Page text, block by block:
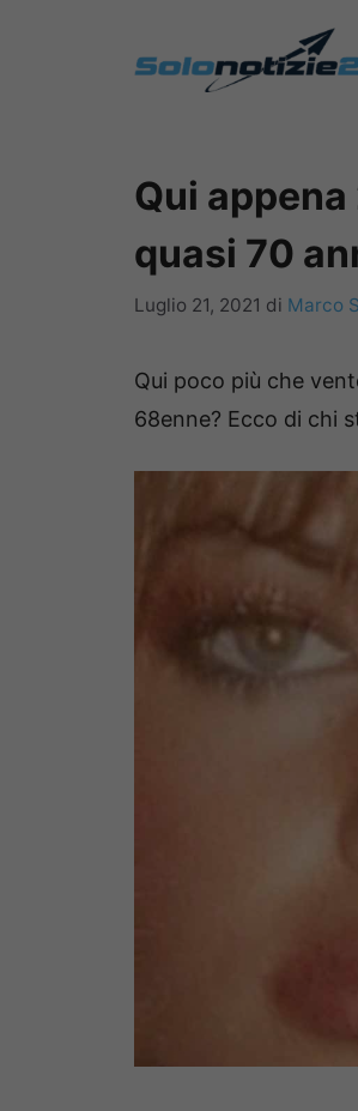
Qui
quasi 70
Luglio 21, 2021 di Marco
Qui poco più che
68enne? Ecco di chi